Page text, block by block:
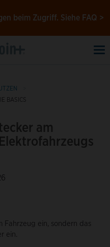
beim Zugriff. Siehe FAQ >
BASICS
am
Fahrzeug ein, sondern das
ein.